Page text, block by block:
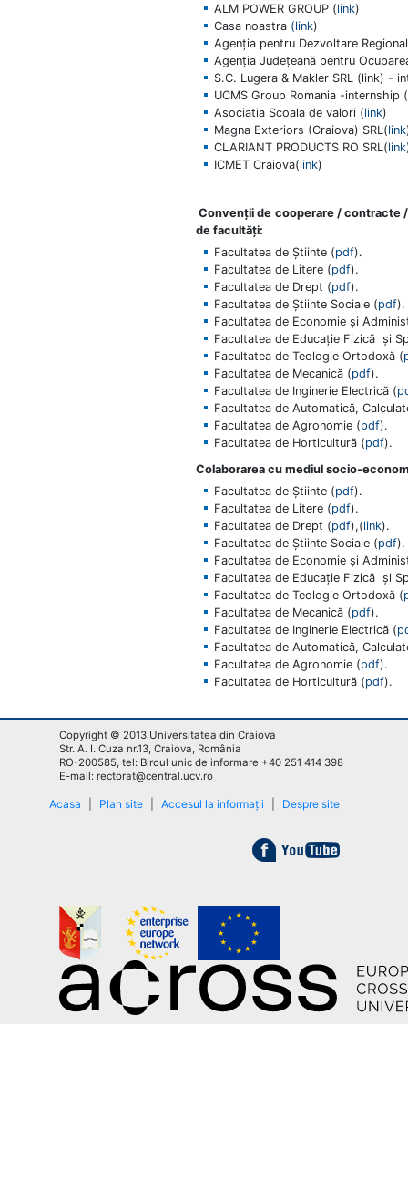
ALM POWER GROUP (link)
Casa noastra (link)
Agenţia pentru Dezvoltare
Agenţia Judeţeană pentru
S.C. Lugera & Makler SRL (link) -
UCMS Group Romania -internship (
Asociatia Scoala de valori (link)
Magna Exteriors (Craiova) SRL(link
CLARIANT PRODUCTS RO SRL(link
ICMET Craiova(link)
Convenţii de cooperare / contracte
de facultăţi:
Facultatea de Știinte (pdf).
Facultatea de Litere (pdf).
Facultatea de Drept (pdf).
Facultatea de Știinte Sociale (pdf).
Facultatea de Economie şi
Facultatea de Educaţie Fizică şi
Facultatea de Teologie Ortodoxă (
Facultatea de Mecanică (pdf).
Facultatea de Inginerie Electrică (
Facultatea de Automatică,
Facultatea de Agronomie (pdf).
Facultatea de Horticultură (pdf).
Colaborarea cu mediul socio-
Facultatea de Știinte (pdf).
Facultatea de Litere (pdf).
Facultatea de Drept (pdf),(link).
Facultatea de Știinte Sociale (pdf).
Facultatea de Economie şi
Facultatea de Educaţie Fizică şi
Facultatea de Teologie Ortodoxă (
Facultatea de Mecanică (pdf).
Facultatea de Inginerie Electrică (
Facultatea de Automatică,
Facultatea de Agronomie (pdf).
Facultatea de Horticultură (pdf).
Copyright © 2013 Universitatea din Craiova
Str. A. I. Cuza nr.13, Craiova, România
RO-200585, tel: Biroul unic de informare +40 251 414 398
E-mail: rectorat@central.ucv.ro
Acasa Plan site Accesul la informații Despre site